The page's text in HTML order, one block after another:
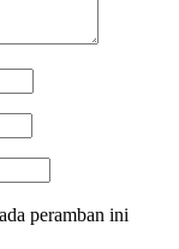
peramban ini